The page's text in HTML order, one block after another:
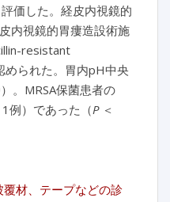
価した。経皮内視鏡的
内視鏡的胃瘻造設術施
resistant
められた。胃内pH中央
。MRSA保菌患者の
例）であった（P＜
材、テープなどの診